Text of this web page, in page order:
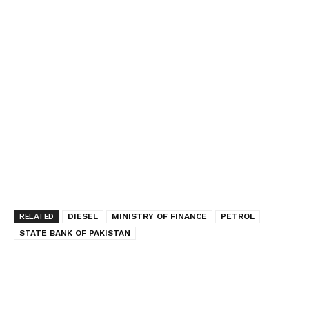
RELATED DIESEL MINISTRY OF FINANCE
PETROL
STATE BANK OF PAKISTAN